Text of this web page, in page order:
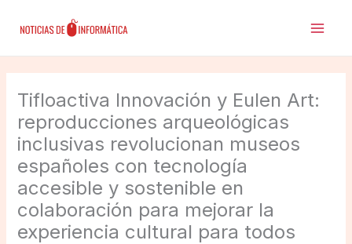
Tifloactiva Innovación y Eulen Art:
reproducciones arqueológicas
inclusivas revolucionan museos
españoles con tecnología
accesible y sostenible en
colaboración para mejorar la
experiencia cultural para todos